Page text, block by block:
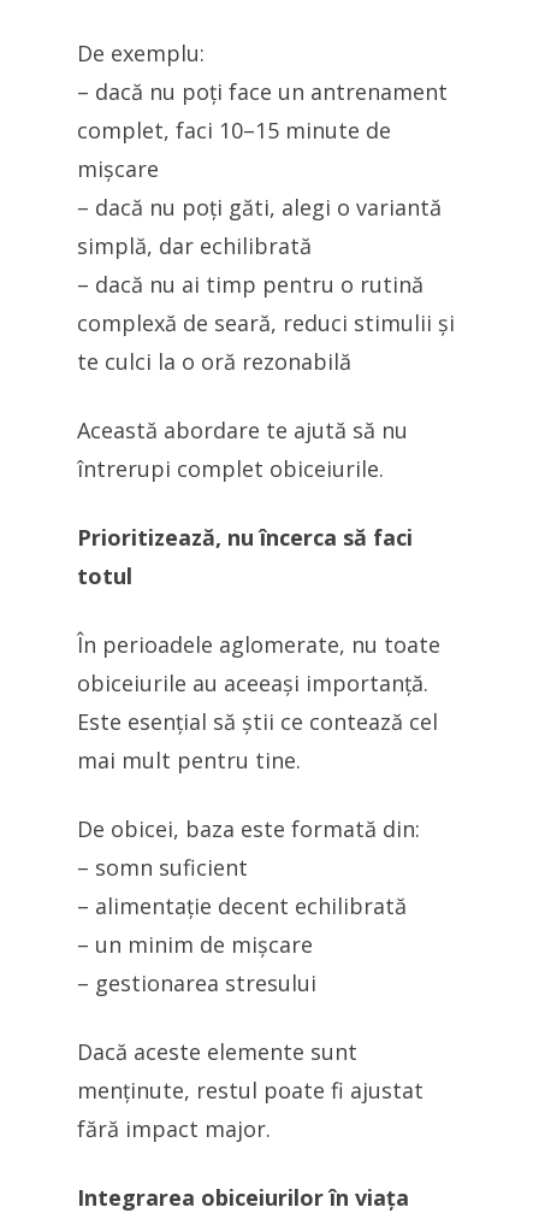
De exemplu:
– dacă nu poți face un antrenament
complet, faci 10–15 minute de
mișcare
– dacă nu poți găti, alegi o variantă
simplă, dar echilibrată
– dacă nu ai timp pentru o rutină
complexă de seară, reduci stimulii și
te culci la o oră rezonabilă
Această abordare te ajută să nu
întrerupi complet obiceiurile.
Prioritizează, nu încerca să faci
totul
În perioadele aglomerate, nu toate
obiceiurile au aceeași importanță.
Este esențial să știi ce contează cel
mai mult pentru tine.
De obicei, baza este formată din:
– somn suficient
– alimentație decent echilibrată
– un minim de mișcare
– gestionarea stresului
Dacă aceste elemente sunt
menținute, restul poate fi ajustat
fără impact major.
Integrarea obiceiurilor în viața